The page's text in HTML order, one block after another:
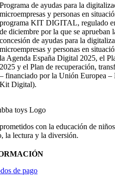
Programa de ayudas para la
microempresas y personas en
programa KIT DIGITAL, regulado
de diciembre por la que se aprueban
concesión de ayudas para la
microempresas y personas en
la Agenda España Digital 2025, el
2025 y el Plan de recuperación,
– financiado por la Unión Europea
Kit Digital).
con la educación de
la lectura y la diversión.
de pago